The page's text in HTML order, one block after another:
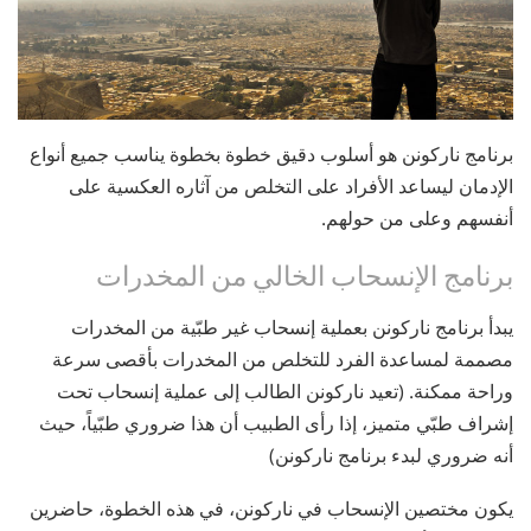
برنامج ناركونن هو أسلوب دقيق خطوة بخطوة يناسب جميع أنواع
الإدمان ليساعد الأفراد على التخلص من آثاره العكسية على
أنفسهم وعلى من حولهم.
برنامج الإنسحاب الخالي من المخدرات
يبدأ برنامج ناركونن بعملية إنسحاب غير طبّية من المخدرات
مصممة لمساعدة الفرد للتخلص من المخدرات بأقصى سرعة
وراحة ممكنة. (تعيد ناركونن الطالب إلى عملية إنسحاب تحت
إشراف طبّي متميز، إذا رأى الطبيب أن هذا ضروري طبّياً، حيث
أنه ضروري لبدء برنامج ناركونن)
يكون مختصين الإنسحاب في ناركونن، في هذه الخطوة، حاضرين